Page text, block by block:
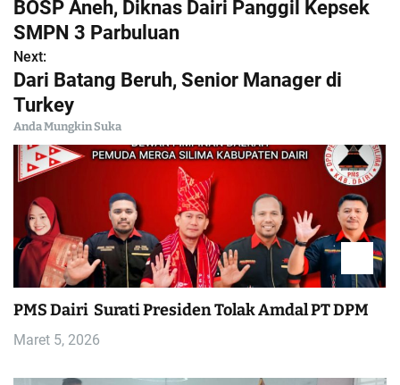
a
v
i
g
a
i
p
o
s
BOSP Aneh, Diknas Dairi Panggil Kepsek
SMPN 3 Parbuluan
Next:
Dari Batang Beruh, Senior Manager di
Turkey
Anda Mungkin Suka
PMS Dairi Surati Presiden Tolak Amdal PT DPM
Maret 5, 2026